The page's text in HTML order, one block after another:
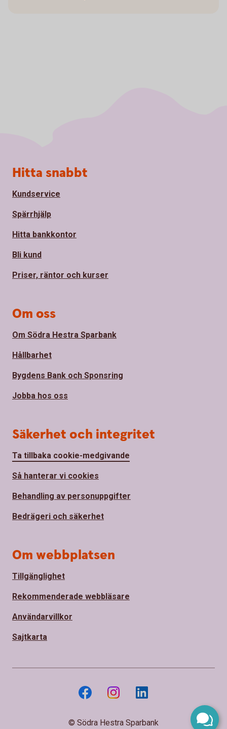
Sidfot
Hitta snabbt
Kundservice
Spärrhjälp
Hitta bankkontor
Bli kund
Priser, räntor och kurser
Om oss
Om Södra Hestra Sparbank
Hållbarhet
Bygdens Bank och Sponsring
Jobba hos oss
Säkerhet och integritet
Ta tillbaka cookie-medgivande
Så hanterar vi cookies
Behandling av personuppgifter
Bedrägeri och säkerhet
Om webbplatsen
Tillgänglighet
Rekommenderade webbläsare
Användarvillkor
Sajtkarta
© Södra Hestra Sparbank